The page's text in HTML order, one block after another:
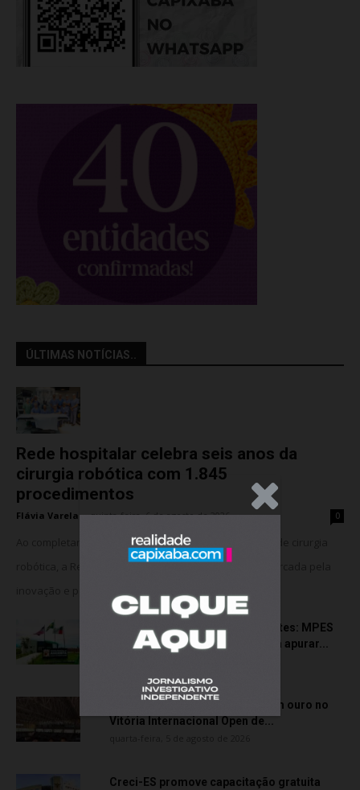
.Anúncio
ÚLTIMAS NOTÍCIAS..
Rede hospitalar celebra seis anos da
cirurgia robótica com 1.845
procedimentos
Flávia Varela - quinta-feira, 6 de agosto de 2026 0
Ao completar seis anos da implantação do programa de cirurgia
robótica, a Rede Meridional celebra uma trajetória marcada pela
Transporte particular de pacientes: MPES
aciona Câmara de Anchieta para apurar...
Atletas de Vila Velha conquistam ouro no
Vitória Internacional Open de...
Creci-ES promove capacitação gratuita